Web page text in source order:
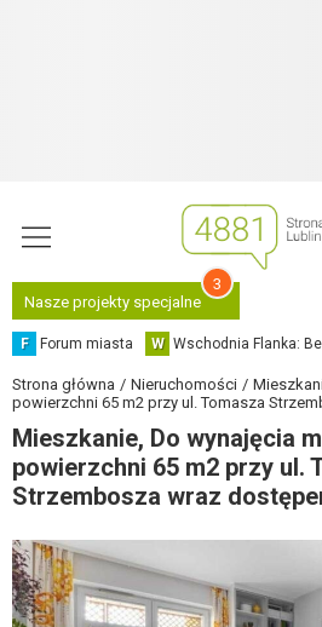
Nasze projekty specjalne
3
F Forum miasta W Wschodnia Flanka:
Strona główna Nieruchomości
powierzchni 65 m2 przy ul. Tomasza
Mieszkanie, Do wynajęcia
powierzchni 65 m2 przy ul.
Strzembosza wraz